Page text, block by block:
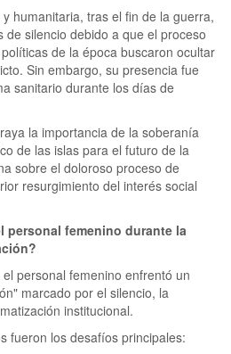
humanitaria, tras el fin de la guerra,
de silencio debido a que el proceso
de la época buscaron ocultar
Sin embargo, su presencia fue
sanitario durante los días de
la importancia de la soberanía
de las islas para el futuro de la
sobre el doloroso proceso de
resurgimiento del interés social
personal femenino durante la
personal femenino enfrentó un
marcado por el silencio, la
institucional.
fueron los desafíos principales: